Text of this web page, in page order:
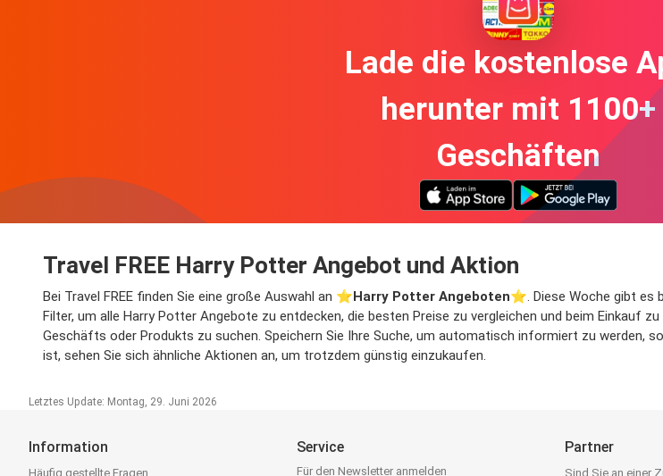
Lade die kostenlose
herunter mit 1100+
Geschäften
Travel FREE Harry Potter Angebot und Aktion
Bei Travel FREE finden Sie eine große Auswahl an ⭐️Harry Potter Angeboten⭐️. Diese Woche gibt es
Filter, um alle Harry Potter Angebote zu entdecken, die besten Preise zu vergleichen und beim Einkauf
Geschäfts oder Produkts zu suchen. Speichern Sie Ihre Suche, um automatisch informiert zu werden,
ist, sehen Sie sich ähnliche Aktionen an, um trotzdem günstig einzukaufen.
Letztes Update: Montag, 29. Juni 2026
Information
Häufig gestellte Fragen
Service
Für den Newsletter anmelden
Partner
Sind Sie an einer